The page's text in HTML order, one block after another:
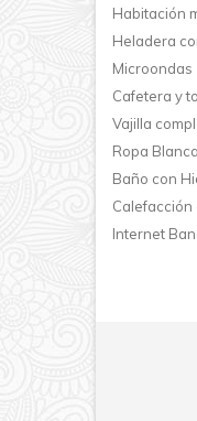
Habitación
Heladera
Microondas
Cafetera y
Vajilla
Ropa Blanca
Baño con
Calefacción
Internet